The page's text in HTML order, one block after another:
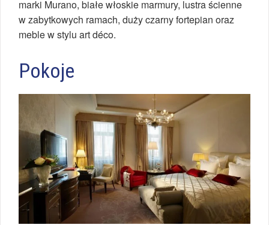
marki Murano, białe włoskie marmury, lustra ścienne
w zabytkowych ramach, duży czarny fortepian oraz
meble w stylu art déco.
Pokoje